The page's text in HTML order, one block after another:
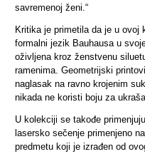
savremenoj ženi.“
Kritika je primetila da je u ovoj
formalni jezik Bauhausa u
oživljena kroz ženstvenu
ramenima. Geometrijski
naglasak na ravno krojenim
nikada ne koristi boju za
U kolekciji se takođe
lasersko sečenje primenjeno
predmetu koji je izrađen od